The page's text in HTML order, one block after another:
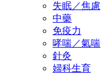
失眠／焦慮
中藥
免疫力
哮喘／氣喘
針灸
婦科生育